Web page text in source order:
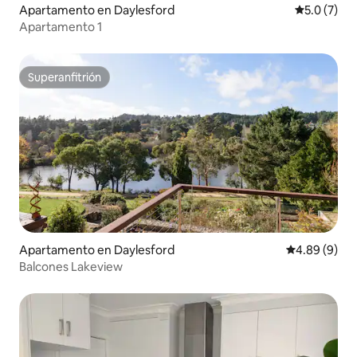
Apartamento en Daylesford
5.0 (7)
Apartamento 1
Superanfitrión
Superanfitrión
Apartamento en Daylesford Calificación
4.89 (9)
Balcones Lakeview